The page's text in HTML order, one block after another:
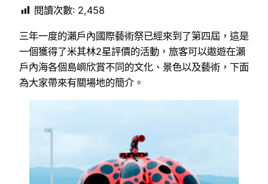
閱讀次數: 2,458
三年一度的瀨戶內國際藝術祭已經來到了第四屆，這是
一個獲得了米其林2星評價的活動，旅客可以遨遊在瀨
戶內海各個島嶼欣賞不同的文化、景色以及藝術，下面
為大家帶來有關場地的簡介。